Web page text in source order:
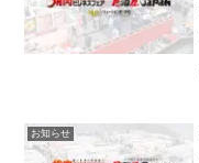
お知らせ